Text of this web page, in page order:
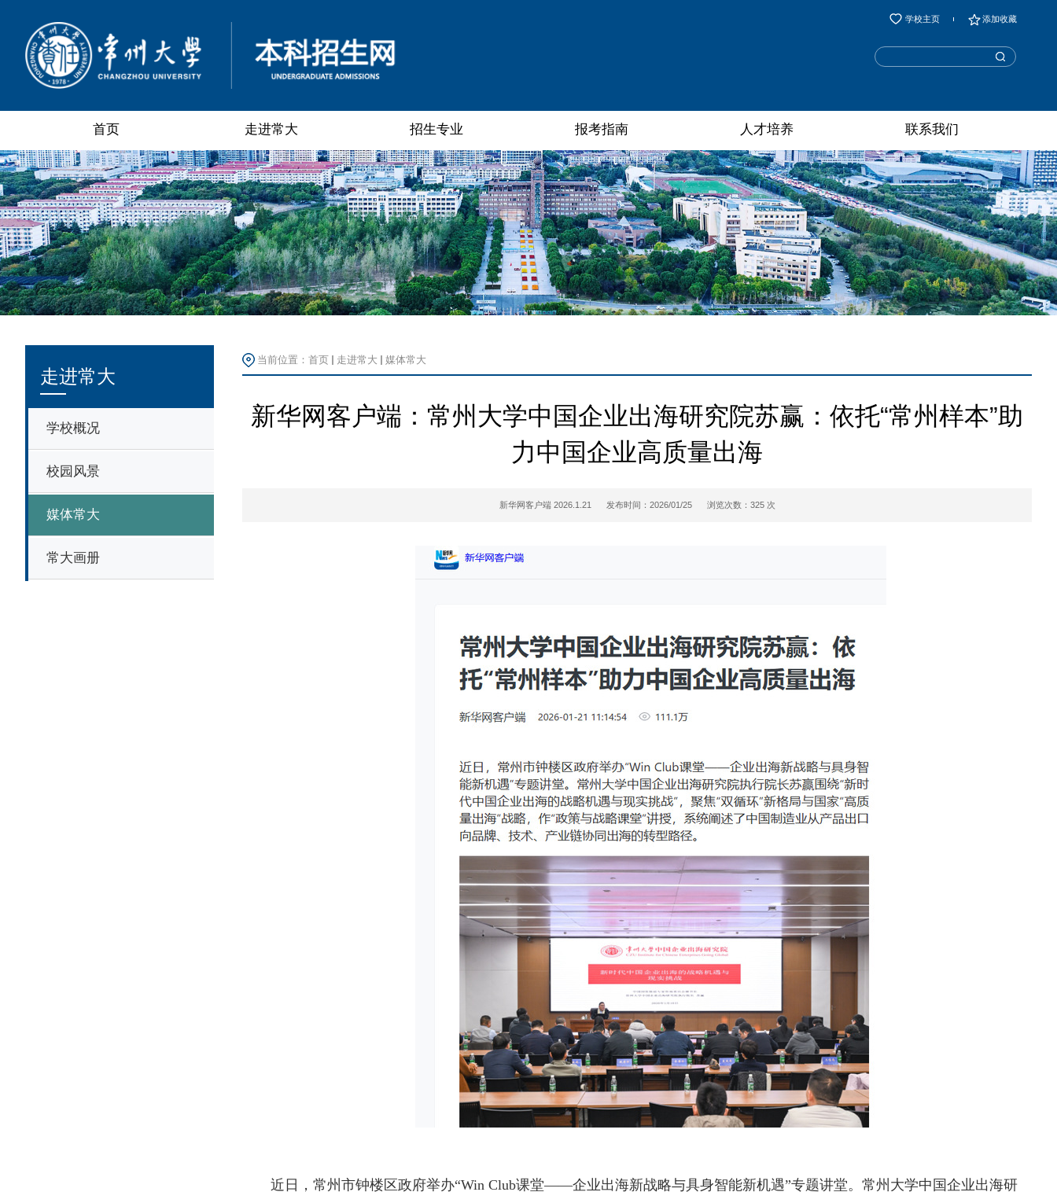
学校主页 添加收藏
首页 走进常大 招生专业 报考指南 人才培养 联系我们
走进常大
学校概况
校园风景
媒体常大
常大画册
当前位置：首页 走进常大 媒体常大
新华网客户端：常州大学中国企业出海研究院苏赢：依托“常州样本”助
力中国企业高质量出海
新华网客户端 2026.1.21 发布时间：2026/01/25 浏览次数： 325 次
近日，常州市钟楼区政府举办“Win Club课堂——企业出海新战略与具身智能新机遇”专题讲堂。常州大学中国企业出海研